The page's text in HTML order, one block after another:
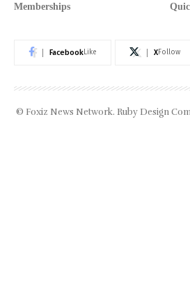
Memberships
FacebookLike XFollow
© Foxiz News Network. Ruby Design